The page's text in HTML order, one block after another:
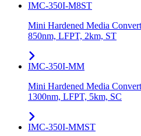
IMC-350I-M8ST
Mini Hardened Media
850nm, LFPT, 2km, ST
IMC-350I-MM
Mini Hardened Media
1300nm, LFPT, 5km, SC
IMC-350I-MMST